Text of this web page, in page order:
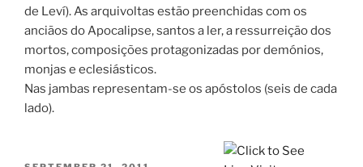
de Leví). As arquivoltas estão preenchidas com os
anciãos do Apocalipse, santos a ler, a ressurreição dos
mortos, composições protagonizadas por demónios,
monjas e eclesiásticos.
Nas jambas representam-se os apóstolos (seis de cada
lado).